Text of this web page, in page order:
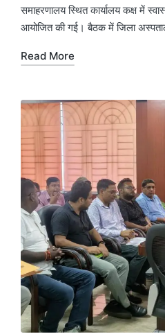
समाहरणालय स्थित कार्यालय कक्ष में
आयोजित की गई। बैठक में जिला
Read More